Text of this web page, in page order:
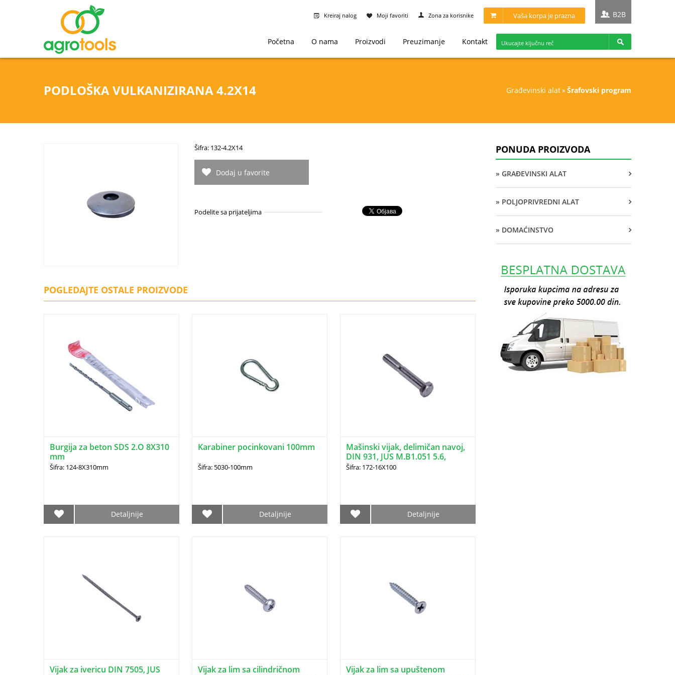
PODLOŠKA VULKANIZIRANA 4.2X14 građevinski alat» šrafovski program
Kreiraj nalog Moji favoriti Zona za korisnike Vaša korpa je prazna B2B
Početna O nama Proizvodi Preuzimanje Kontakt
Šifra: 132-4.2X14
Dodaj u favorite
Podelite sa prijateljima
POGLEDAJTE OSTALE PROIZVODE
Burgija za beton SDS 2.O 8X310
mm
Šifra: 124-8X310mm
Detaljnije
Karabiner pocinkovani 100mm
Šifra: 5030-100mm
Detaljnije
Mašinski vijak, delimičan navoj,
DIN 931, JUS M.B1.051 5.6,
16X100
Šifra: 172-16X100
Detaljnije
Vijak za ivericu DIN 7505, JUS
Vijak za lim sa cilindričnom
Vijak za lim sa upuštenom
PONUDA PROIZVODA
» GRAĐEVINSKI ALAT
» POLJOPRIVREDNI ALAT
» DOMAĆINSTVO